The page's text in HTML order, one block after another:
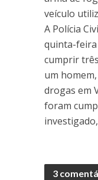
veículo
A Polícia
quinta-feira
cumprir
um
drogas em
foram
3